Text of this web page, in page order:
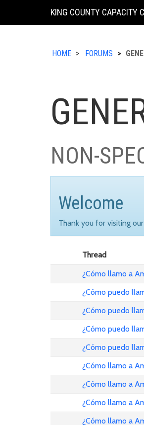
KING COUNTY CAPACITY
HOME FORUMS
NON-
Welcome
Thank you for visiting
Thread
¿Cómo llamo a
¿Cómo puedo
¿Cómo puedo
¿Cómo puedo
¿Cómo puedo
¿Cómo llamo a
¿Cómo llamo a
¿Cómo llamo a
¿Cómo llamo a